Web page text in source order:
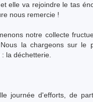
elle va rejoindre le tas
nous remercie !
notre collecte
la chargeons sur le
la déchetterie.
journée d'efforts, de